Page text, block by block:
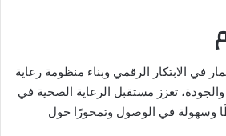
في الابتكار الرقمي وبناء منظومة رعاية
تعزز مستقبل الرعاية الصحية في
وسهولة في الوصول وتمحورًا حول